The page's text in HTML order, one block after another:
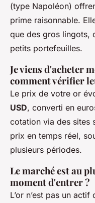
(type Napoléon)
prime raisonnable.
que des gros lingots,
petits portefeuilles.
Je viens d'acheter
comment vérifier
Le prix de votre or
USD, converti en
cotation via des sites
prix en temps réel,
plusieurs périodes.
Le marché est au
moment d'entrer ?
L’or n’est pas un